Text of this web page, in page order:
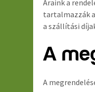
Áraink a
tartalmazzák
a szállítási
A
A